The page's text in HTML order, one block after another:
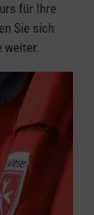
für Ihre
Sie sich
weiter.